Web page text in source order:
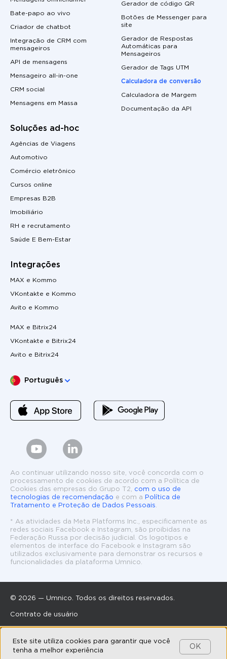
Bate-papo ao vivo
Criador de chatbot
Integração de CRM com
mensageiros
API de mensagens
Mensageiro all-in-one
CRM social
Mensagens em Massa
Soluções ad-hoc
Agências de Viagens
Automotivo
Comércio eletrônico
Cursos online
Empresas B2B
Imobiliário
RH e recrutamento
Saúde E Bem-Estar
Integrações
MAX e Kommo
VKontakte e Kommo
Avito e Kommo
MAX e Bitrix24
VKontakte e Bitrix24
Avito e Bitrix24
Gerador de código QR
Botões de Messenger para
site
Gerador de Respostas
Automáticas para
Mensageiros
Gerador de Tags UTM
Calculadora de conversão
Calculadora de Margem
Documentação da API
Escolha o seu idioma
Português
Ao continuar utilizando nosso site, você concorda com o
processamento de cookies de acordo com a Política de
Cookies das empresas do Grupo T2, com o uso de
tecnologias de recomendação e com a
Política de
Tratamento e Proteção de Dados Pessoais
* As atividades da Meta Platforms Inc., especificamente as
redes sociais Facebook e Instagram, são proibidas na
Federação Russa por decisão judicial. Os logotipos e
elementos de interface do Facebook e Instagram são
utilizados exclusivamente para demonstrar os recursos e
funcionalidades da plataforma Umnico.
© 2026 — Umnico. Todos os direitos reservados.
Contrato de usuário
Acordo de parceria
Este site utiliza cookies para garantir que você
tenha a melhor experiência
OK